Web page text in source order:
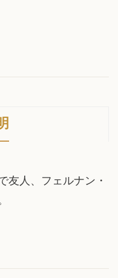
友人、フェルナン・